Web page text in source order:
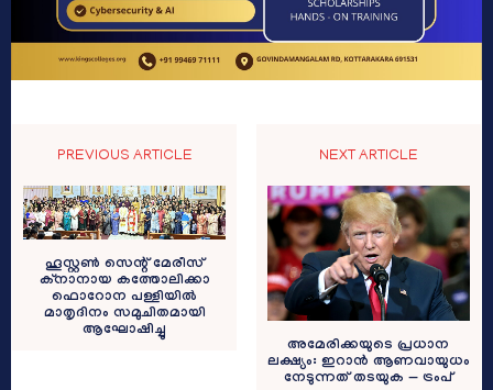
PREVIOUS ARTICLE
ഹൂസ്റ്റൺ സെന്റ് മേരീസ്
ക്നാനായ കത്തോലിക്കാ
ഫൊറോന പള്ളിയിൽ
മാതൃദിനം സമുചിതമായി
ആഘോഷിച്ചു
NEXT ARTICLE
അമേരിക്കയുടെ പ്രധാന
ലക്ഷ്യം: ഇറാൻ ആണവായുധം
നേടുന്നത് തടയുക — ട്രംപ്